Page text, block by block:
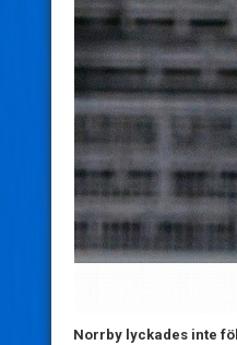
Norrby lyckades inte